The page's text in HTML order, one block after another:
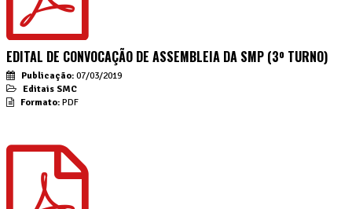
EDITAL DE CONVOCAÇÃO DE ASSEMBLEIA DA SMP (3º TURNO)
Publicação: 07/03/2019
Editais SMC
Formato: PDF